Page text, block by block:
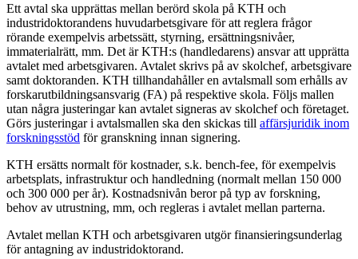
Ett avtal ska upprättas mellan berörd skola på KTH och
industridoktorandens huvudarbetsgivare för att reglera frågor
rörande exempelvis arbetssätt, styrning, ersättningsnivåer,
immaterialrätt, mm. Det är KTH:s (handledarens) ansvar att upprätta
avtalet med arbetsgivaren. Avtalet skrivs på av skolchef, arbetsgivare
samt doktoranden. KTH tillhandahåller en avtalsmall som erhålls av
forskarutbildningsansvarig (FA) på respektive skola. Följs mallen
utan några justeringar kan avtalet signeras av skolchef och företaget.
Görs justeringar i avtalsmallen ska den skickas till affärsjuridik inom
forskningsstöd för granskning innan signering.
KTH ersätts normalt för kostnader, s.k. bench-fee, för exempelvis
arbetsplats, infrastruktur och handledning (normalt mellan 150 000
och 300 000 per år). Kostnadsnivån beror på typ av forskning,
behov av utrustning, mm, och regleras i avtalet mellan parterna.
Avtalet mellan KTH och arbetsgivaren utgör finansieringsunderlag
för antagning av industridoktorand.